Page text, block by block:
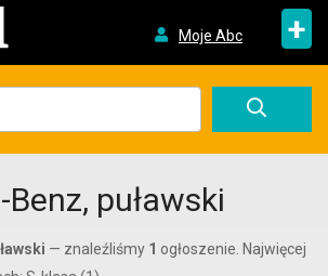
Moje Abc +
puławski
— znaleźliśmy 1 ogłoszenie. Najwięcej